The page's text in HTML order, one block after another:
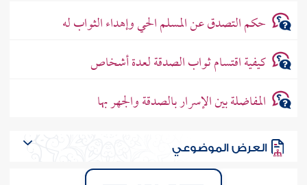
حكم التصدق عن المسلم الحي وإهداء الثواب له
كيفية اقتسام ثواب الصدقة لعدة أشخاص
المفاضلة بين الإسرار بالصدقة والجهر بها
العرض الموضوعي